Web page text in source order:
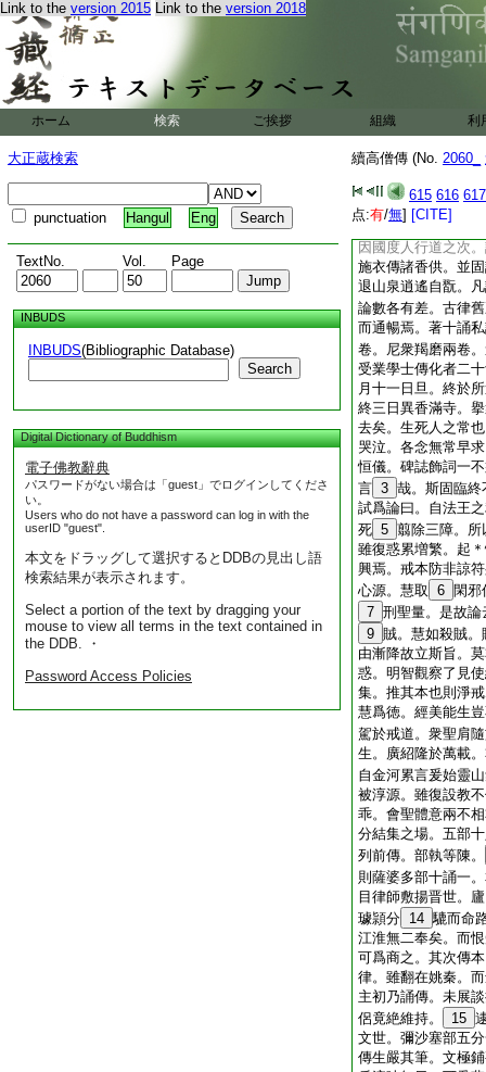
Link to the version 2015 Link to the version 2018
ホーム 検索 ご挨拶 組織 利
大正蔵検索
punctuation Hangul Eng
TextNo. Vol. Page
INBUDS
INBUDS(Bibliographic Database)
Search
Digital Dictionary of Buddhism
電子佛教辭典
パスワードがない場合は「guest」でログインしてくださ
い。
Users who do not have a password can log in with the
userID "guest".
本文をドラッグして選択するとDDBの見出し語
検索結果が表示されます。
Select a portion of the text by dragging your
mouse to view all terms in the text contained in
the DDB. ・
Password Access Policies
續高僧傳 (No. 2060_
615 616 617
点:有/無] [CITE]
重使再請不獲而赴
等。深相器重永崇
慼慼。聞公通鑒不
幹山。立寺行道數
常百餘人。地宜梓
通給將來三寶功徳
草菴。兩兔一彪相
30 凌惱。至於禽
績未可具也。蘇州
書降使頻請不赴。
因國度人行道之次
施衣傳諸香供。並
退山泉逍遙自翫。
論數各有差。古律
而通暢焉。著十誦
卷。尼衆羯磨兩卷
受業學士傳化者二
月十一日旦。終於
終三日異香滿寺。
去矣。生死人之常
哭泣。各念無常早
恒儀。碑誌飾詞一
言 3 哉。斯固臨終
試爲論曰。自法王
死 5 翦除三障。所
雖復惑累増繁。起
興焉。戒本防非諒
心源。慧取 6 閑邪
7 刑聖量。是故
9 賊。慧如殺賊
由漸降故立斯旨。
惑。明智觀察了見
集。推其本也則淨
慧爲徳。經美能生
駕於戒道。衆聖肩
生。廣紹隆於萬載
自金河累言爰始靈
被淳源。雖復設教
乖。會聖體意兩不
分結集之場。五部
列前傳。部執等陳。
則薩婆多部十誦一
目律師敷揚晋世。
璩頴分 14 騼而命
江淮無二奉矣。而
可爲商之。其次傳
律。雖翻在姚秦。
主初乃誦傳。未展
侶竟絶維持。
15
文世。彌沙塞部五
傳生嚴其筆。文極